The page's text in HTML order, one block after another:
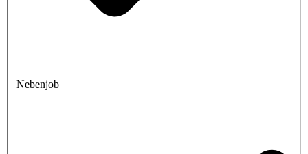
Nebenjob